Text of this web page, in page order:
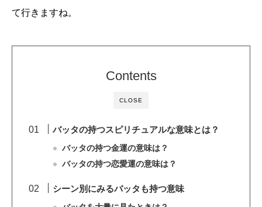
て行きますね。
CLOSE
Contents
バッタの持つスピリチュアルな意味とは？
バッタの持つ金運の意味は？
バッタの持つ恋愛運の意味は？
シーン別にみるバッタも持つ意味